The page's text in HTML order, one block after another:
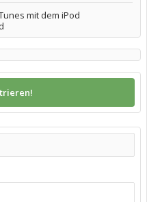
mit dem iPod